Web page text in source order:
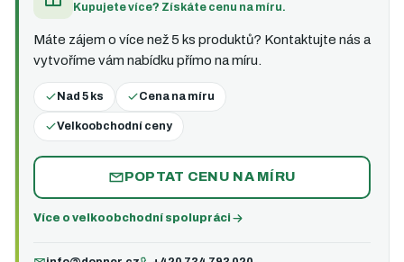
Kupujete více? Získáte cenu na míru.
Máte zájem o více než 5 ks produktů? Kontaktujte nás a
vytvoříme vám nabídku přímo na míru.
Nad 5 ks Cena na míru
Velkoobchodní ceny
POPTAT CENU NA MÍRU
Více o velkoobchodní spolupráci